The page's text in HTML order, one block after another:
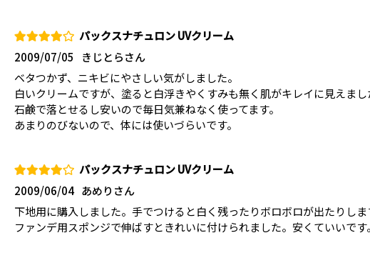
パックスナチュロン UVクリーム
きじとらさん
2009/07/05
ベタつかず、ニキビにやさしい気がしました。
白いクリームですが、塗ると白浮きやくすみも無く肌がキレイに見えまし
石鹸で落とせるし安いので毎日気兼ねなく使ってます。
あまりのびないので、体には使いづらいです。
パックスナチュロン UVクリーム
あめりさん
2009/06/04
下地用に購入しました。手でつけると白く残ったりボロボロが出たりし
ファンデ用スポンジで伸ばすときれいに付けられました。安くていいです。